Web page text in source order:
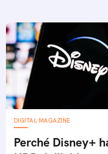
DIGITAL MAGAZINE
Perché Disney+